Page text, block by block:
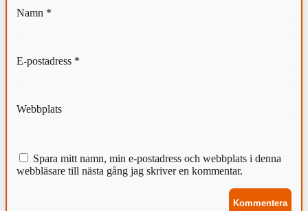
Namn *
E-postadress *
Webbplats
Spara mitt namn, min e-postadress och webbplats i denna
webbläsare till nästa gång jag skriver en kommentar.